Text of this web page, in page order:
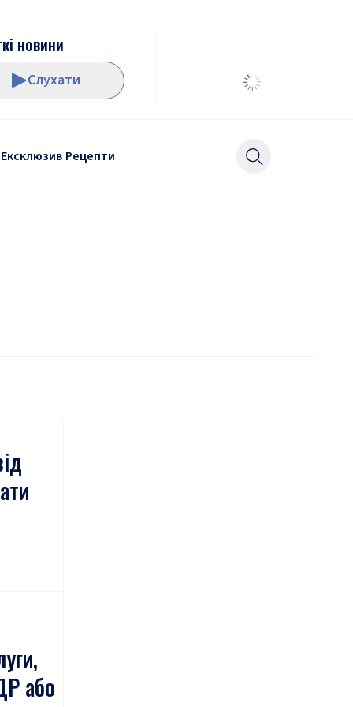
новини
Слухати
Ексклюзив Рецепти
або